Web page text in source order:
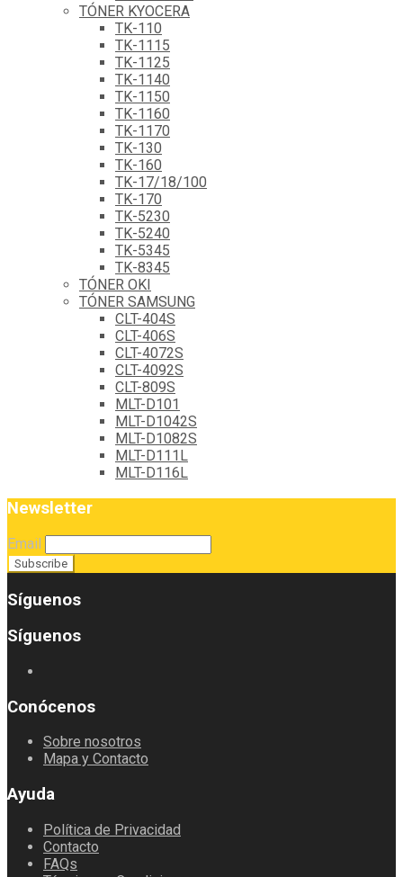
TÓNER KYOCERA
TK-110
TK-1115
TK-1125
TK-1140
TK-1150
TK-1160
TK-1170
TK-130
TK-160
TK-17/18/100
TK-170
TK-5230
TK-5240
TK-5345
TK-8345
TÓNER OKI
TÓNER SAMSUNG
CLT-404S
CLT-406S
CLT-4072S
CLT-4092S
CLT-809S
MLT-D101
MLT-D1042S
MLT-D1082S
MLT-D111L
MLT-D116L
Newsletter
Email
Síguenos
Síguenos
Conócenos
Sobre nosotros
Mapa y Contacto
Ayuda
Política de Privacidad
Contacto
FAQs